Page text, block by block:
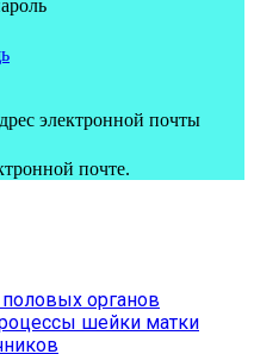
электронной почты
почте.
органов
шейки матки